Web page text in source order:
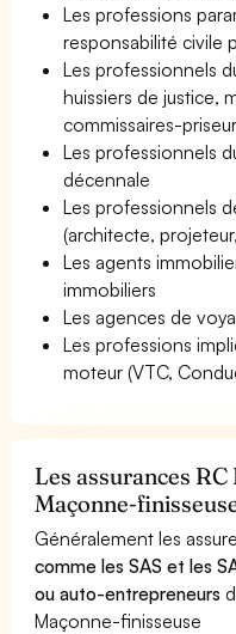
Les professions
responsabilité civile
Les professionnels
huissiers de justice,
commissaires-
Les professionnels
décennale
Les professionnels
(architecte,
Les agents
immobiliers
Les agences de
Les professions
moteur (VTC,
Les assurances
Maçonne-
Généralement les
comme les SAS et les
ou auto-entrepreneurs
Maçonne-finisseuse